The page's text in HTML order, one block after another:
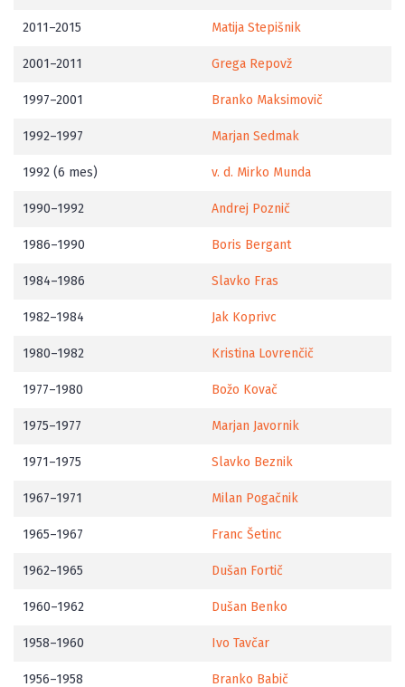
2011–2015 Matija Stepišnik
2001–2011 Grega Repovž
1997–2001 Branko Maksimovič
1992–1997 Marjan Sedmak
1992 (6 mes) v. d. Mirko Munda
1990–1992 Andrej Poznič
1986–1990 Boris Bergant
1984–1986 Slavko Fras
1982–1984 Jak Koprivc
1980–1982 Kristina Lovrenčič
1977–1980 Božo Kovač
1975–1977 Marjan Javornik
1971–1975 Slavko Beznik
1967–1971 Milan Pogačnik
1965–1967 Franc Šetinc
1962–1965 Dušan Fortič
1960–1962 Dušan Benko
1958–1960 Ivo Tavčar
1956–1958 Branko Babič